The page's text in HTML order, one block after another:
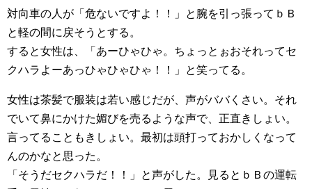
対向車の人が「危ないですよ！！」と腕を引っ張ってｂＢ
と軽の間に戻そうとする。
すると女性は、「あーひゃひゃ。ちょっとぉおそれってセ
クハラよーあっひゃひゃひゃ！！」と笑ってる。
女性は茶髪で服装は若い感じだが、声がババくさい。それ
でいて鼻にかけた媚びを売るような声で、正直きしょい。
言ってることもきしょい。最初は頭打っておかしくなって
んのかなと思った。
「そうだセクハラだ！！」と声がした。見るとｂＢの運転